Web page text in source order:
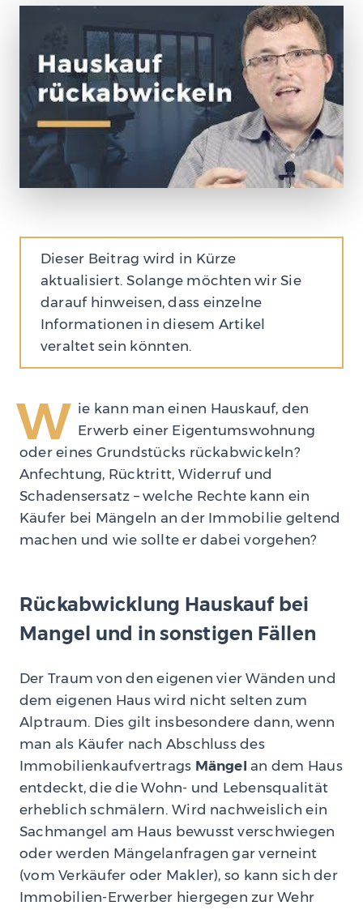
Dieser Beitrag wird in Kürze
aktualisiert. Solange möchten wir Sie
darauf hinweisen, dass einzelne
Informationen in diesem Artikel
veraltet sein könnten.
W ie kann man einen Hauskauf, den
Erwerb einer Eigentumswohnung
oder eines Grundstücks rückabwickeln?
Anfechtung, Rücktritt, Widerruf und
Schadensersatz – welche Rechte kann ein
Käufer bei Mängeln an der Immobilie geltend
machen und wie sollte er dabei vorgehen?
Rückabwicklung Hauskauf bei
Mangel und in sonstigen Fällen
Der Traum von den eigenen vier Wänden und
dem eigenen Haus wird nicht selten zum
Alptraum. Dies gilt insbesondere dann, wenn
man als Käufer nach Abschluss des
Immobilienkaufvertrags Mängel an dem Haus
entdeckt, die die Wohn- und Lebensqualität
erheblich schmälern. Wird nachweislich ein
Sachmangel am Haus bewusst verschwiegen
oder werden Mängelanfragen gar verneint
(vom Verkäufer oder Makler), so kann sich der
Immobilien-Erwerber hiergegen zur Wehr